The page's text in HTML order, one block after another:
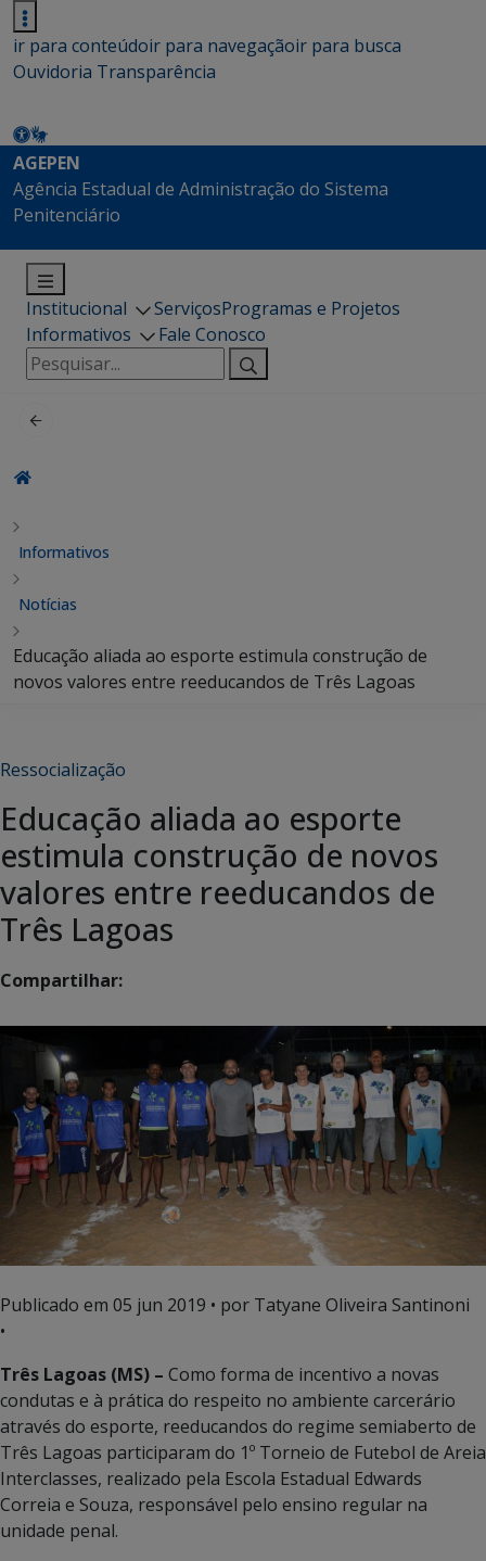
ir para conteúdoir para navegaçãoir para busca
Ouvidoria Transparência
AGEPEN
Agência Estadual de Administração do Sistema
Penitenciário
Institucional ServiçosProgramas e Projetos
Informativos
Fale Conosco
Pesquisar
por:
Informativos
Notícias
Educação aliada ao esporte estimula construção de
novos valores entre reeducandos de Três Lagoas
Ressocialização
Educação aliada ao esporte
estimula construção de novos
valores entre reeducandos de
Três Lagoas
Compartilhar:
Publicado em 05 jun 2019 • por Tatyane Oliveira Santinoni
•
Três Lagoas (MS) – Como forma de incentivo a novas
condutas e à prática do respeito no ambiente carcerário
através do esporte, reeducandos do regime semiaberto de
Três Lagoas participaram do 1º Torneio de Futebol de Areia
Interclasses, realizado pela Escola Estadual Edwards
Correia e Souza, responsável pelo ensino regular na
unidade penal.